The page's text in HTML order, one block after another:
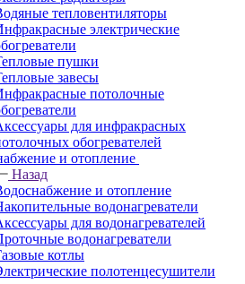
тепловентиляторы
электрические
пушки
завесы
потолочные
для инфракрасных
обогревателей
и отопление
Назад
и отопление
водонагреватели
для водонагревателей
водонагреватели
котлы
полотенцесушители